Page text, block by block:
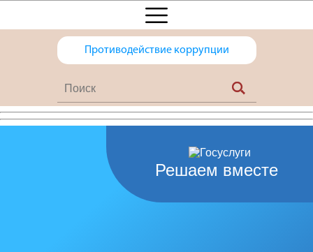
Противодействие коррупции
Решаем вместе